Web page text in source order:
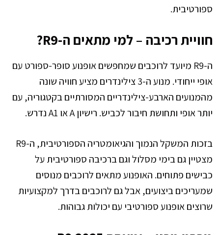
ספורטיבית.
חוויית רכיבה – למי מתאים ה-R9?
ה-R9 מיועד לרוכבים שמחפשים אופנוע סופר-ספורט עם
אופי ייחודי. מנוע ה-3 צילינדרים מציע חוויה שונה
מהמנועים הארבע-צילינדריים המסורתיים בקטגוריה, עם
יותר אופי ותחושת חיבור לכביש. רישיון A או A1 נדרש.
בזכות המשקל הנמוך והגיאומטריה הספורטיבית, ה-R9
מצטיין גם בימי מסלול וגם ברכיבה ספורטיבית על
כבישים פתוחים. האופנוע מתאים לרוכבים מנוסים
שמעריכים ביצועים, אבל גם לרוכבים בדרך למקצועיות
שרוצים אופנוע ספורטיבי עם יכולות גבוהות.